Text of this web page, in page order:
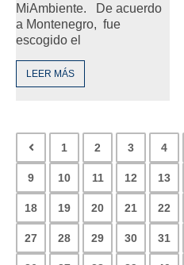
MiAmbiente. De acuerdo
a Montenegro, fue
escogido el
LEER MÁS
1 2 3 4
9 10 11 12 13
18 19 20 21 22
27 28 29 30 31